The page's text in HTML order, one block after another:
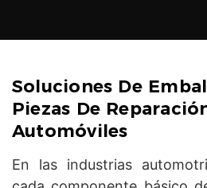
Soluciones De
Piezas De
Automóviles
En las industrias